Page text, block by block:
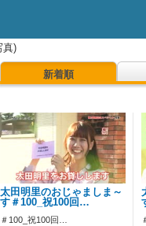
真)
新着順
太田明里のおじゃましま～
す＃100_祝100回…
＃100_祝100回…